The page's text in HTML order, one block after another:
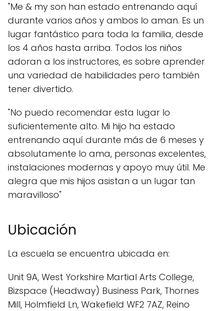
"Me & my son han estado entrenando aquí
durante varios años y ambos lo aman. Es un
lugar fantástico para toda la familia, desde
los 4 años hasta arriba. Todos los niños
adoran a los instructores, es sobre aprender
una variedad de habilidades pero también
tener divertido.
"No puedo recomendar esta lugar lo
suficientemente alto. Mi hijo ha estado
entrenando aquí durante más de 6 meses y
absolutamente lo ama, personas excelentes,
instalaciones modernas y apoyo muy útil. Me
alegra que mis hijos asistan a un lugar tan
maravilloso"
Ubicación
La escuela se encuentra ubicada en:
Unit 9A, West Yorkshire Martial Arts College,
Bizspace (Headway) Business Park, Thornes
Mill, Holmfield Ln, Wakefield WF2 7AZ, Reino